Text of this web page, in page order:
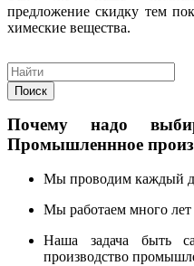
Поиск
предложение скидку тем
химеские вещества.
Почему надо
Промышленнное
Мы проводим каждый
Мы работаем много
Наша задача быть
производство